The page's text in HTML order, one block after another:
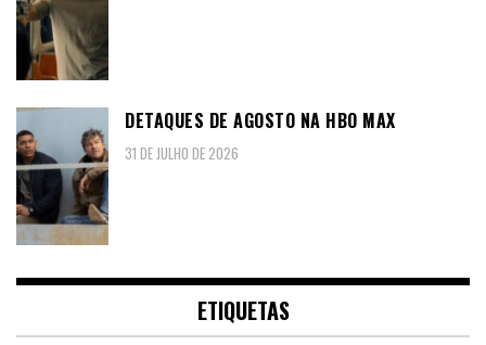
DETAQUES DE AGOSTO NA HBO MAX
31 DE JULHO DE 2026
ETIQUETAS